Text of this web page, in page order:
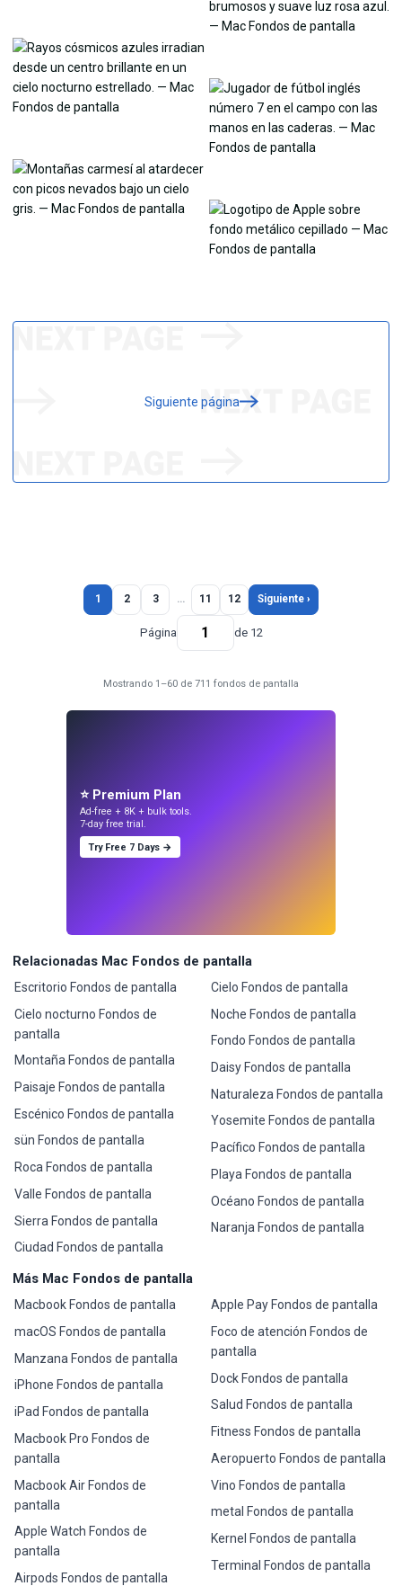
Siguiente página
1 2 3 … 11 12 Siguiente ›
Página de 12
Mostrando 1–60 de 711 fondos de pantalla
⭐ Premium Plan
Ad-free + 8K + bulk tools.
7-day free trial.
Try Free 7 Days →
Relacionadas Mac Fondos de pantalla
Escritorio Fondos de pantalla
Cielo nocturno Fondos de
pantalla
Montaña Fondos de pantalla
Paisaje Fondos de pantalla
Escénico Fondos de pantalla
sün Fondos de pantalla
Roca Fondos de pantalla
Valle Fondos de pantalla
Sierra Fondos de pantalla
Ciudad Fondos de pantalla
Cielo Fondos de pantalla
Noche Fondos de pantalla
Fondo Fondos de pantalla
Daisy Fondos de pantalla
Naturaleza Fondos de pantalla
Yosemite Fondos de pantalla
Pacífico Fondos de pantalla
Playa Fondos de pantalla
Océano Fondos de pantalla
Naranja Fondos de pantalla
Más Mac Fondos de pantalla
Macbook Fondos de pantalla
macOS Fondos de pantalla
Manzana Fondos de pantalla
iPhone Fondos de pantalla
iPad Fondos de pantalla
Macbook Pro Fondos de
pantalla
Macbook Air Fondos de
pantalla
Apple Watch Fondos de
pantalla
Airpods Fondos de pantalla
Apple Pay Fondos de pantalla
Foco de atención Fondos de
pantalla
Dock Fondos de pantalla
Salud Fondos de pantalla
Fitness Fondos de pantalla
Aeropuerto Fondos de pantalla
Vino Fondos de pantalla
metal Fondos de pantalla
Kernel Fondos de pantalla
Terminal Fondos de pantalla